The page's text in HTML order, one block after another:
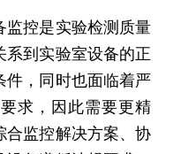
监控是实验检测质量
系到实验室设备的正
件，同时也面临着严
求，因此需要更精
合监控解决方案、协